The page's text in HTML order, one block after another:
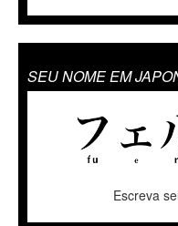
SEU NOME EM
Escreva